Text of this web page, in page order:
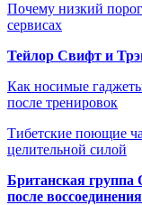
Почему низкий
сервисах
Тейлор Свифт и
Как носимые
после тренировок
Тибетские поющие
целительной силой
Британская группа
после воссоединения